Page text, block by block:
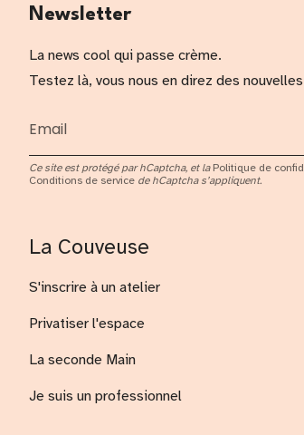
Newsletter
La news cool qui passe crème.
Testez là, vous nous en direz des
Ce site est protégé par hCaptcha, et la Politique de
Conditions de service de hCaptcha s’appliquent.
La Couveuse
S'inscrire à un atelier
Privatiser l'espace
La seconde Main
Je suis un professionnel